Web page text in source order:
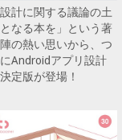
設計に関する議論の土
なる本を」という著
の熱い思いから、つ
Androidアプリ設計
定版が登場！